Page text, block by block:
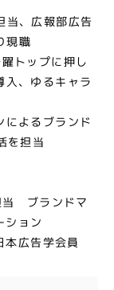
、広報部広告
現職
トップに押し
入、ゆるキャラ
よるブランド
を担当
ブランドマ
ョン
広告学会員